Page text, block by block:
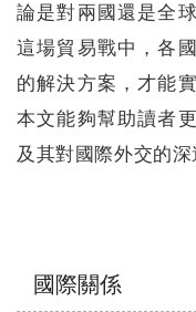
論是對兩國還是全
這場貿易戰中，各
的解決方案，才能
本文能夠幫助讀者
及其對國際外交的深
國際關係